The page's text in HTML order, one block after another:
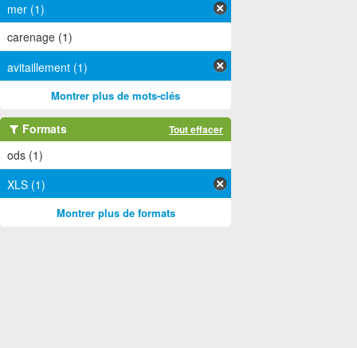
mer (1)
carenage (1)
avitaillement (1)
Montrer plus de mots-clés
Formats Tout effacer
ods (1)
XLS (1)
Montrer plus de formats